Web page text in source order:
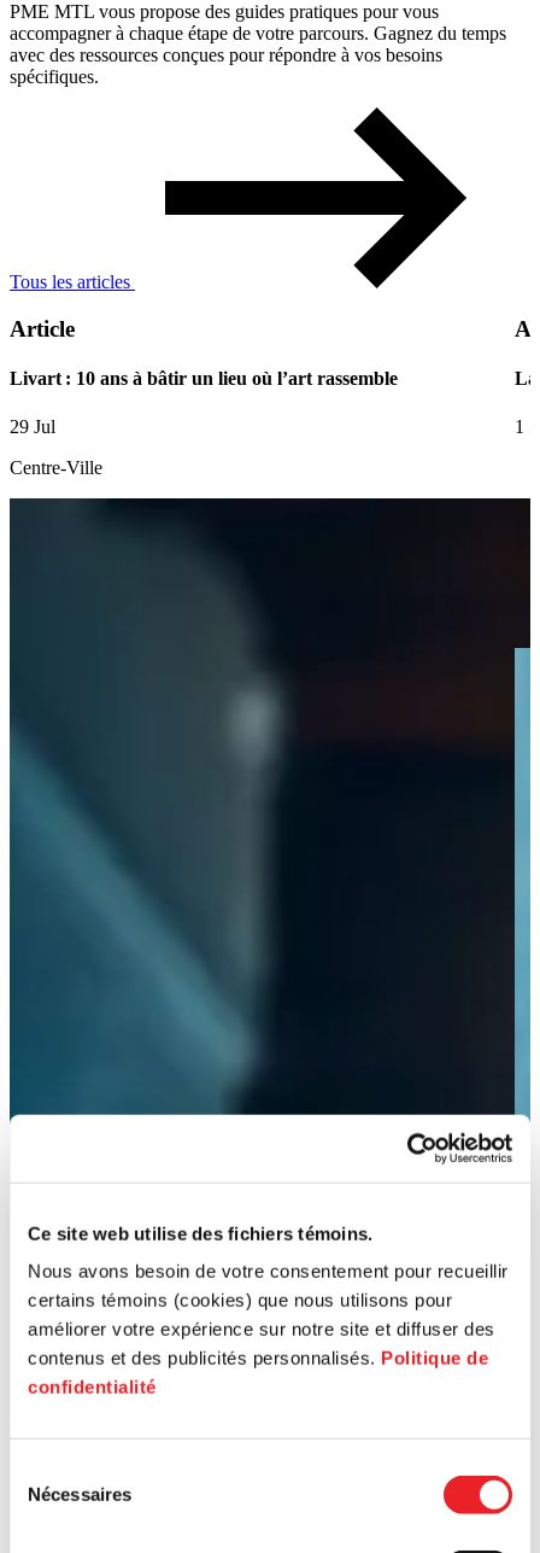
Ce site web utilise des fichiers témoins.
Nous avons besoin de votre consentement pour recueillir
certains témoins (cookies) que nous utilisons pour
améliorer votre expérience sur notre site et diffuser des
contenus et des publicités personnalisés. Politique de
confidentialité
Nécessaires
PME MTL vous propose des guides pratiques pour vous
accompagner à chaque étape de votre parcours. Gagnez du temps
avec des ressources conçues pour répondre à vos besoins
spécifiques.
Tous les articles
Article
Livart : 10 ans à bâtir un lieu où l’art rassemble
29 Jul
Centre-Ville
La
1